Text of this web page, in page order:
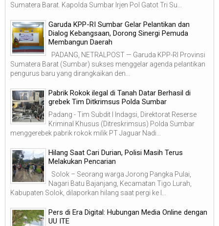
Sumatera Barat. Kapolda Sumbar Irjen Pol Gatot Tri Su...
Garuda KPP-RI Sumbar Gelar Pelantikan dan
Dialog Kebangsaan, Dorong Sinergi Pemuda
Membangun Daerah
PADANG, NETRALPOST — Garuda KPP-RI Provinsi
Sumatera Barat (Sumbar) sukses menggelar agenda pelantikan
pengurus baru yang dirangkaikan den...
Pabrik Rokok ilegal di Tanah Datar Berhasil di
grebek Tim Ditkrimsus Polda Sumbar
Padang - Tim Subdit I Indagsi, Direktorat Reserse
Kriminal Khusus (Ditreskrimsus) Polda Sumbar
menggerebek pabrik rokok milik PT Jaguar Nadi...
Hilang Saat Cari Durian, Polisi Masih Terus
Melakukan Pencarian
Solok – Seorang warga Jorong Pangka Pulai,
Nagari Batu Bajanjang, Kecamatan Tigo Lurah,
Kabupaten Solok, dilaporkan hilang saat pergi ke l...
Pers di Era Digital: Hubungan Media Online dengan
UU ITE